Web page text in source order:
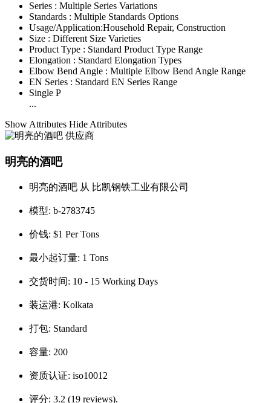
Series : Multiple Series Variations
Standards : Multiple Standards Options
Usage/Application:Household Repair, Construction
Size : Different Size Varieties
Product Type : Standard Product Type Range
Elongation : Standard Elongation Types
Elbow Bend Angle : Multiple Elbow Bend Angle Range
EN Series : Standard EN Series Range
Single P
...
Show Attributes Hide Attributes
明亮的酒吧
明亮的酒吧 从 比凯钢铁工业有限公司
模型: b-2783745
价钱: $1 Per Tons
最小起订量: 1 Tons
交货时间: 10 - 15 Working Days
装运港: Kolkata
打包: Standard
容量: 200
资质认证: iso10012
评分: 3.2 (19 reviews).